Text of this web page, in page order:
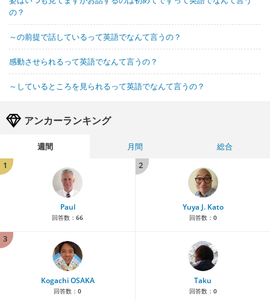
の？
～の前提で話しているって英語でなんて言うの？
感動させられるって英語でなんて言うの？
～しているところを見られるって英語でなんて言うの？
アンカーランキング
週間 月間
総合
1
Paul
回答数： 66
2
Yuya J. Kato
回答数： 0
3
Kogachi OSAKA
回答数： 0
Taku
回答数： 0